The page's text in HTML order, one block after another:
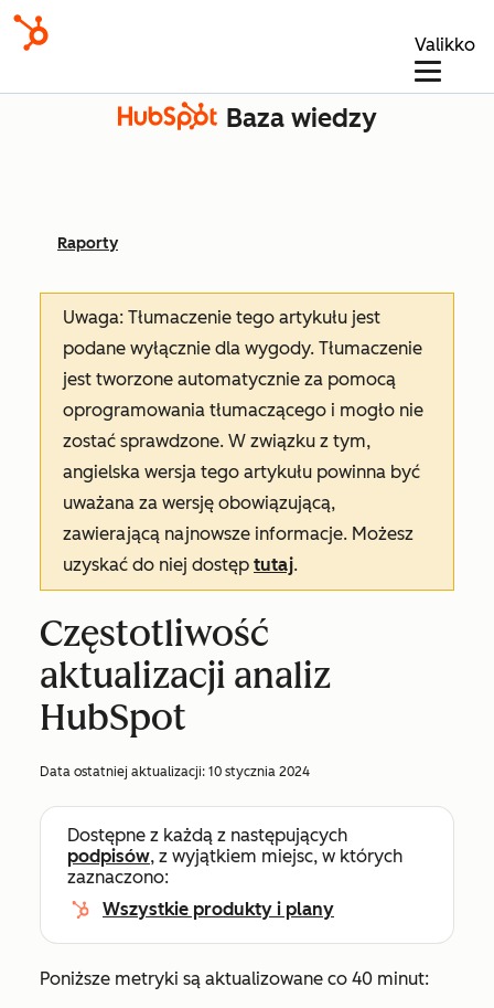
Valikko
Baza wiedzy
Raporty
Uwaga: Tłumaczenie tego artykułu jest
podane wyłącznie dla wygody. Tłumaczenie
jest tworzone automatycznie za pomocą
oprogramowania tłumaczącego i mogło nie
zostać sprawdzone. W związku z tym,
angielska wersja tego artykułu powinna być
uważana za wersję obowiązującą,
zawierającą najnowsze informacje. Możesz
uzyskać do niej dostęp tutaj.
Częstotliwość
aktualizacji analiz
HubSpot
Data ostatniej aktualizacji: 10 stycznia 2024
Dostępne z każdą z następujących
podpisów, z wyjątkiem miejsc, w których
zaznaczono:
Wszystkie produkty i plany
Poniższe metryki są aktualizowane co 40 minut: